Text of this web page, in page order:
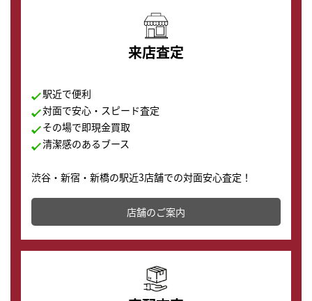
来店査定
駅近で便利
対面で安心・スピード査定
その場で即現金買取
清潔感のあるブース
渋谷・新宿・新橋の駅近3店舗での対面安心査定！
その場で現金買取致します。渋谷本店では、時計販売の
店舗を併設しており、下取りに出してお得に新しい時計
の購入もできます♪
店舗のご案内